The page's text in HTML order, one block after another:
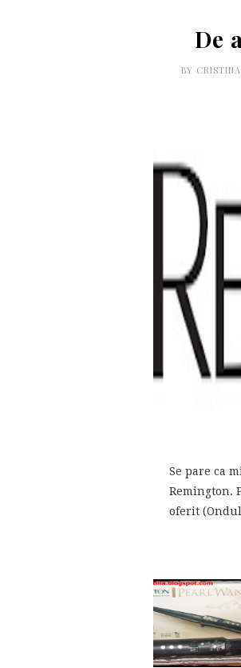
De
BY
Se pare ca
Remington.
oferit